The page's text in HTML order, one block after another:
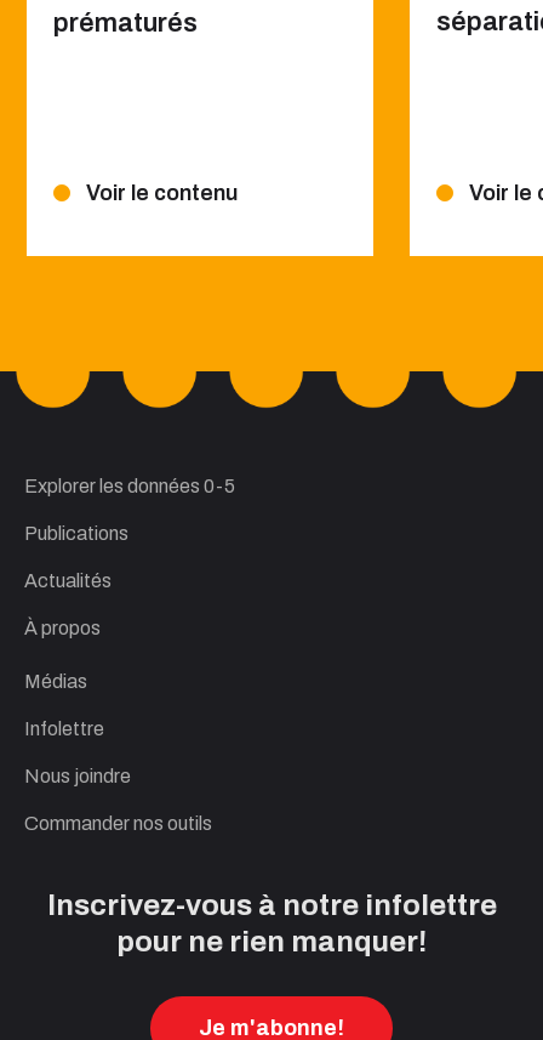
prématurés
Voir le contenu Voir le
Explorer les données 0-5
Publications
Actualités
À propos
Médias
Infolettre
Nous joindre
Commander nos outils
Inscrivez-vous à notre infolettre
pour ne rien manquer!
Je m'abonne!